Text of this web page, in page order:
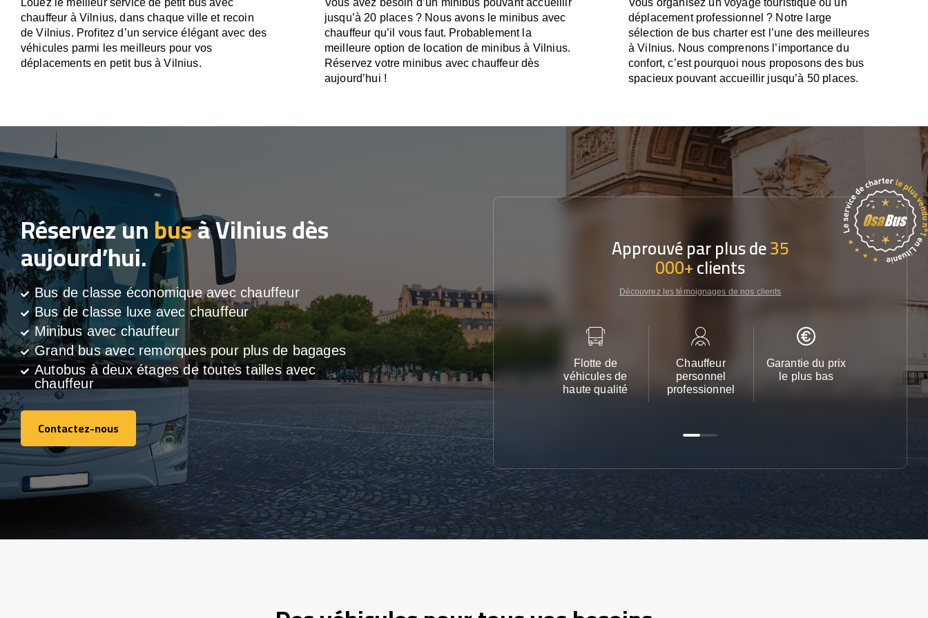
Louez le meilleur service de petit bus avec
chauffeur à Vilnius, dans chaque ville et recoin
de Vilnius. Profitez d’un service élégant avec des
véhicules parmi les meilleurs pour vos
déplacements en petit bus à Vilnius.
Vous avez besoin d’un minibus pouvant accueillir
jusqu’à 20 places ? Nous avons le minibus avec
chauffeur qu’il vous faut. Probablement la
meilleure option de location de minibus à Vilnius.
Réservez votre minibus avec chauffeur dès
aujourd’hui !
Vous organisez un voyage touristique ou un
déplacement professionnel ? Notre large
sélection de bus charter est l’une des meilleures
à Vilnius. Nous comprenons l’importance du
confort, c’est pourquoi nous proposons des bus
spacieux pouvant accueillir jusqu’à 50 places.
Réservez unbusà Vilnius dès
aujourd’hui.
Bus de classe économique avec chauffeur
Bus de classe luxe avec chauffeur
Minibus avec chauffeur
Grand bus avec remorques pour plus de bagages
Autobus à deux étages de toutes tailles avec
chauffeur
Contactez-nous
Contactez-nous
Approuvé par plus de35
000+clients
Découvrez les témoignages de nos clients
Flotte de
véhicules de
haute qualité
Chauffeur
personnel
professionnel
Garantie du prix
le plus bas
Service
24h/24